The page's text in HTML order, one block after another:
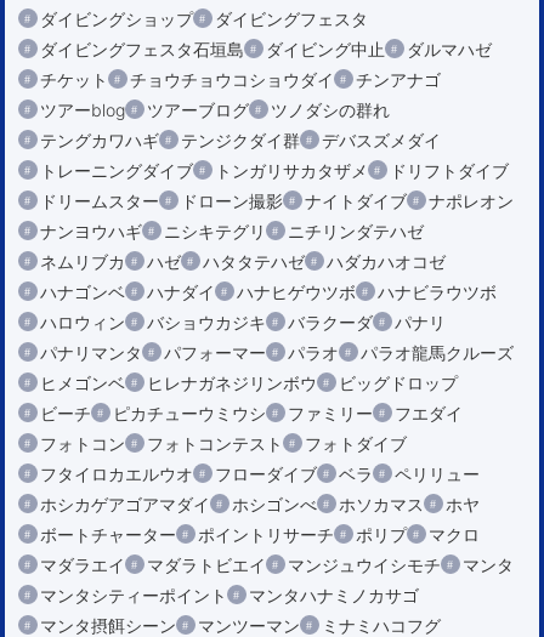
ダイビングショップ
ダイビングフェスタ
ダイビングフェスタ石垣島
ダイビング中止
ダルマハゼ
チケット
チョウチョウコショウダイ
チンアナゴ
ツアーblog
ツアーブログ
ツノダシの群れ
テングカワハギ
テンジクダイ群
デバスズメダイ
トレーニングダイブ
トンガリサカタザメ
ドリフトダイブ
ドリームスター
ドローン撮影 ナイトダイブ
ナポレオン
ナンヨウハギ
ニシキテグリ
ニチリンダテハゼ
ネムリブカ
ハゼ ハタタテハゼ
ハダカハオコゼ
ハナゴンベ
ハナダイ ハナヒゲウツボ
ハナビラウツボ
ハロウィン
バショウカジキ バラクーダ
パナリ
パナリマンタ
パフォーマー パラオ
パラオ龍馬クルーズ
ヒメゴンベ
ヒレナガネジリンボウ
ビッグドロップ
ビーチ
ピカチューウミウシ ファミリー
フエダイ
フォトコン
フォトコンテスト
フォトダイブ
フタイロカエルウオ
フローダイブ ベラ
ペリリュー
ホシカゲアゴアマダイ
ホシゴンべ ホソカマス
ホヤ
ボートチャーター
ポイントリサーチ ポリプ
マクロ
マダラエイ
マダラトビエイ マンジュウイシモチ
マンタ
マンタシティーポイント
マンタハナミノカサゴ
マンタ摂餌シーン
マンツーマン
ミナミハコフグ